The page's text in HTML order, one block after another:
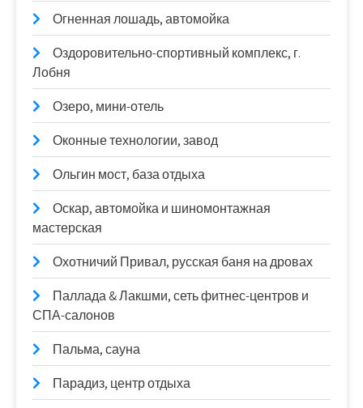
Огненная лошадь, автомойка
Оздоровительно-спортивный комплекс, г.
Лобня
Озеро, мини-отель
Оконные технологии, завод
Ольгин мост, база отдыха
Оскар, автомойка и шиномонтажная
мастерская
Охотничий Привал, русская баня на дровах
Паллада & Лакшми, сеть фитнес-центров и
СПА-салонов
Пальма, сауна
Парадиз, центр отдыха